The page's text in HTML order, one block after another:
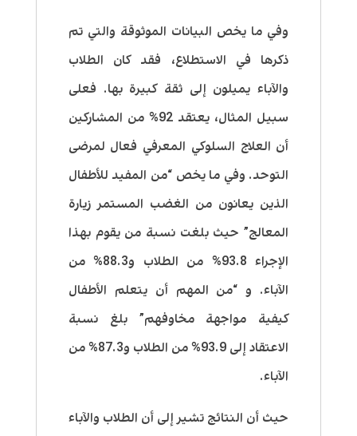
وفي ما يخص البيانات الموثوقة والتي تم
ذكرها في الاستطلاع، فقد كان الطلاب
والآباء يميلون إلى ثقة كبيرة بها. فعلى
سبيل المثال، يعتقد 92% من المشاركين
أن العلاج السلوكي المعرفي فعال لمرضى
التوحد. وفي ما يخص “من المفيد للأطفال
الذين يعانون من الغضب المستمر زيارة
المعالج” حيث بلغت نسبة من يقوم بهذا
الإجراء 93.8% من الطلاب و88.3% من
الآباء. و “من المهم أن يتعلم الأطفال
كيفية مواجهة مخاوفهم” بلغ نسبة
الاعتقاد إلى 93.9% من الطلاب و87.3% من
الآباء.
حيث أن النتائج تشير إلى أن الطلاب والآباء